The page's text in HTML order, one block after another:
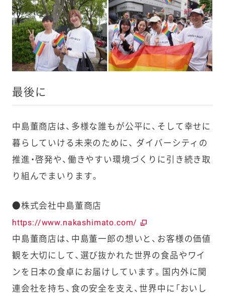
最後に
中島董商店は、多様な誰もが公平に、そして幸せに
暮らしていける未来のために、 ダイバーシティの
推進・啓発や、働きやすい環境づくりに引き続き取
り組んでまいります。
●株式会社中島董商店
https://www.nakashimato.com/
中島董商店は、中島董一郎の想いと、お客様の価値
観を大切にして、選び抜かれた世界の食品やワイ
ンを日本の食卓にお届けしています。国内外に関
連会社を持ち、食の安全を支え、世界中に「おいし